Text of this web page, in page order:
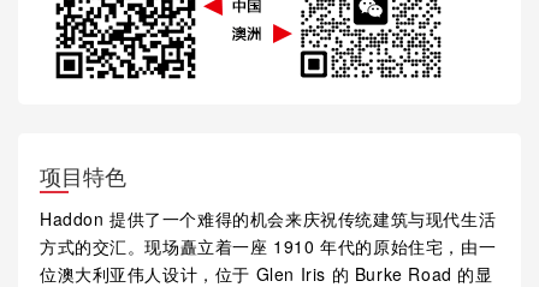
项目特色
Haddon 提供了一个难得的机会来庆祝传统建筑与现代生活
方式的交汇。现场矗立着一座 1910 年代的原始住宅，由一
位澳大利亚伟人设计，位于 Glen Iris 的 Burke Road 的显